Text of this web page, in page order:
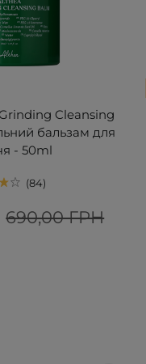
Cleansing
бальзам для
- 50ml
84
690,00 ГРН